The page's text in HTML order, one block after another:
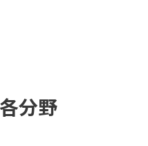
分野